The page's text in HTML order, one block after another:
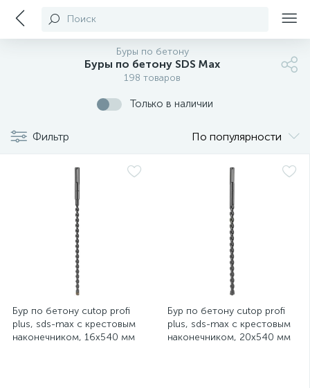
Поиск
Буры по бетону
Буры по бетону SDS Max
198 товаров
Только в наличии
Фильтр По популярности
Бур по бетону cutop profi
plus, sds-max с крестовым
наконечником, 16x540 мм
Бур по бетону cutop profi
plus, sds-max с крестовым
наконечником, 20x540 мм